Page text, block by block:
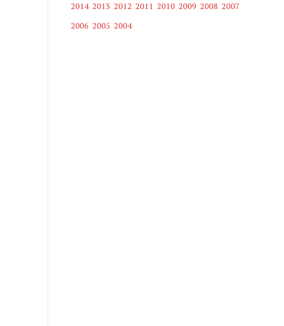
2014 2013 2012 2011 2010 2009 2008 2007
2006 2005 2004